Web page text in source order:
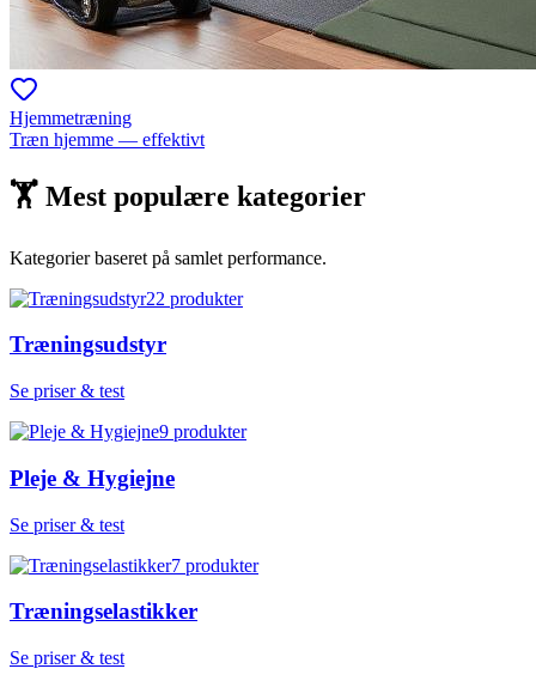
Hjemmetræning
Træn hjemme — effektivt
🏋 Mest populære kategorier
Kategorier baseret på samlet performance.
22 produkter
Træningsudstyr
Se priser & test
9 produkter
Pleje & Hygiejne
Se priser & test
7 produkter
Træningselastikker
Se priser & test